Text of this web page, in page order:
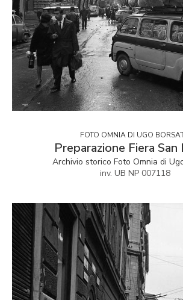
FOTO OMNIA DI UGO
Preparazione Fiera
Archivio storico Foto Omnia di
inv. UB NP 007118